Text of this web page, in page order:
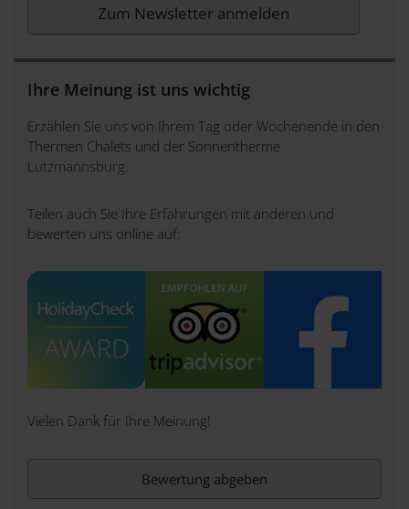
Check-Out von 8:00 - 10:00 Uhr am Abreisetag.
Bequemer Zutritt zum Chalet und der
Thermenzugang über das Freigelände der
Sonnentherme)
Ihre Meinung ist uns wichtig
Erzählen Sie uns von Ihrem Tag oder Wochenende in den
Thermen Chalets und der Sonnentherme
Lutzmannsburg.
Teilen auch Sie Ihre Erfahrungen mit anderen und
bewerten uns online auf:
Vielen Dank für Ihre Meinung!
Bewertung abgeben